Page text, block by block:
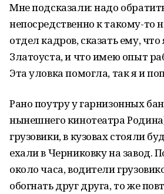
Мне подсказали: надо
непосредственно к такому-то
отдел кадров, сказать ему,
Златоуста, и что имею опыт
Эта уловка помогла, так я и
Рано поутру у гарнизонных
нынешнего кинотеатра
грузовики, в кузовах стояли
ехали в Черниковку на завод.
около часа, водители
обогнать друг друга, то же